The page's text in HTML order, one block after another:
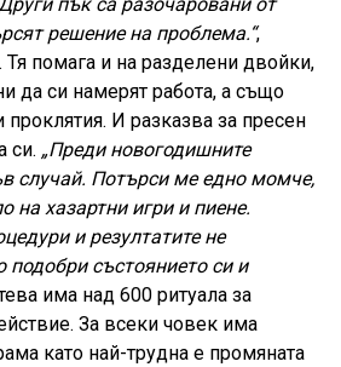
решение на проблема.“,
помага и на разделени двойки,
да си намерят работа, а също
проклятия. И разказва за пресен
си. „Преди новогодишните
случай. Потърси ме едно момче,
на хазартни игри и пиене.
и резултатите не
състоянието си и
има над 600 ритуала за
За всеки човек има
като най-трудна е промяната